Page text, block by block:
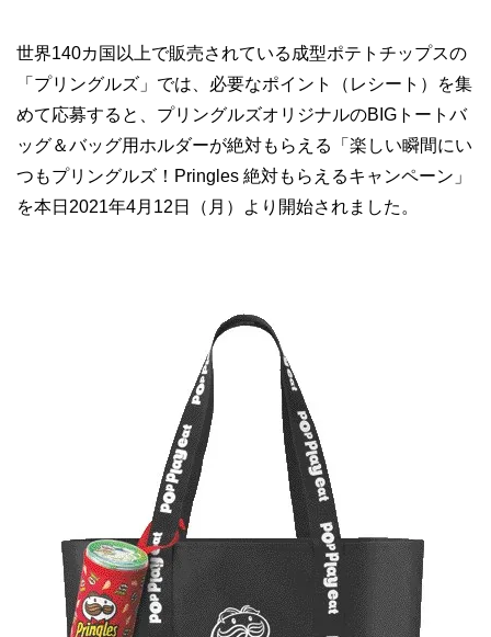
世界140カ国以上で販売されている成型ポテトチップスの
「プリングルズ」では、必要なポイント（レシート）を集
めて応募すると、プリングルズオリジナルのBIGトートバ
ッグ＆バッグ用ホルダーが絶対もらえる「楽しい瞬間にい
つもプリングルズ！Pringles 絶対もらえるキャンペーン」
を本日2021年4月12日（月）より開始されました。